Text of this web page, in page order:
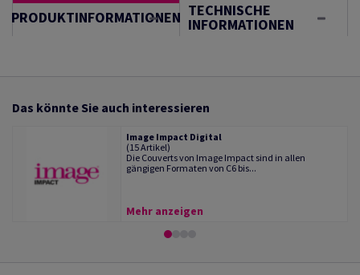
PRODUKTINFORMATIONEN TECHNISCHE
INFORMATIONEN
Das könnte Sie auch interessieren
Image Impact Digital
(15 Artikel)
Die Couverts von Image Impact sind in allen
gängigen Formaten von C6 bis...
Mehr anzeigen